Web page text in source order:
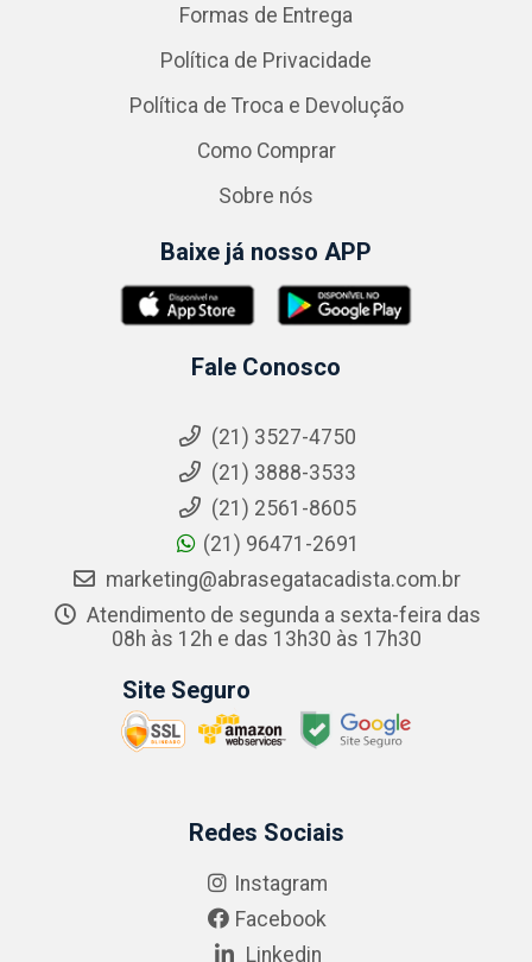
Formas de Entrega
Política de Privacidade
Política de Troca e Devolução
Como Comprar
Sobre nós
Baixe já nosso APP
Fale Conosco
(21) 3527-4750
(21) 3888-3533
(21) 2561-8605
(21) 96471-2691
marketing@abrasegatacadista.com.br
Atendimento de segunda a sexta-feira das
08h às 12h e das 13h30 às 17h30
Site Seguro
Redes Sociais
Instagram
Facebook
Linkedin